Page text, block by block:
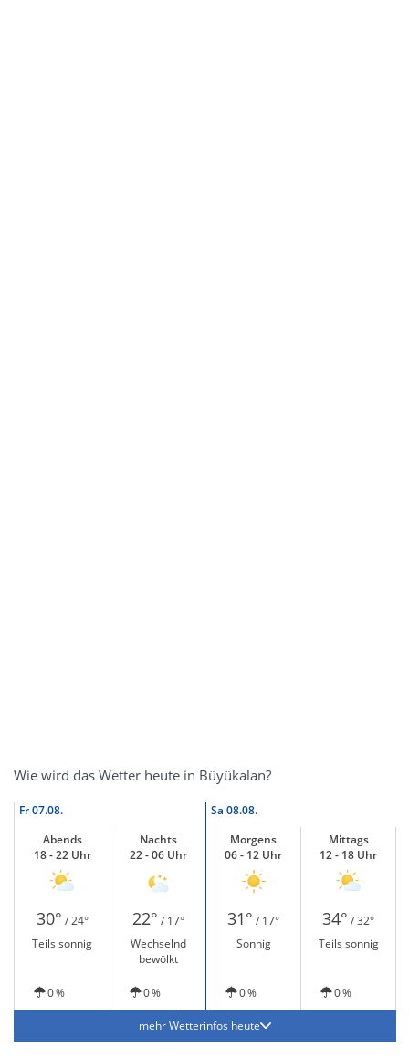
Wie wird das Wetter heute in Büyükalan?
Fr07.08. Sa 08.08.
Abends
18 - 22 Uhr
Nachts
22 - 06 Uhr
Morgens
06 - 12 Uhr
Mittags
12 - 18 Uhr
30° / 24° 22° / 17° 31° / 17° 34° / 32°
Teils sonnig
Wechselnd
bewölkt
Sonnig Teils sonnig
0 % 0 % 0 % 0 %
mehr Wetterinfos heute